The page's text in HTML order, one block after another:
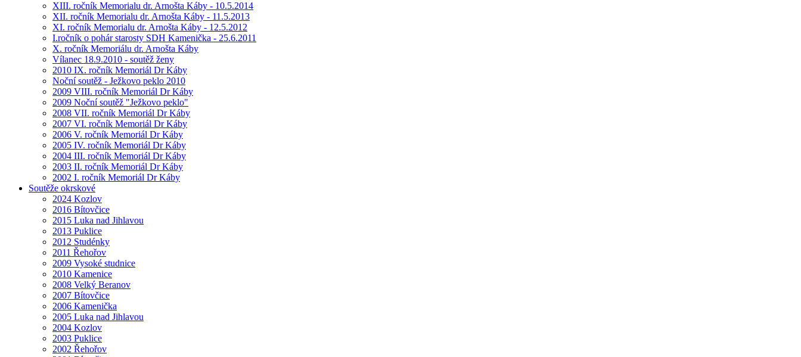
XIII. ročník Memorialu dr. Arnošta Káby - 10.5.2014
XII. ročník Memorialu dr. Arnošta Káby - 11.5.2013
XI. ročník Memorialu dr. Arnošta Káby - 12.5.2012
I.ročník o pohár starosty SDH Kamenička - 25.6.2011
X. ročník Memoriálu dr. Arnošta Káby
Vílanec 18.9.2010 - soutěž ženy
2010 IX. ročník Memoriál Dr Káby
Noční soutěž - Ježkovo peklo 2010
2009 VIII. ročník Memoriál Dr Káby
2009 Noční soutěž "Ježkovo peklo"
2008 VII. ročník Memoriál Dr Káby
2007 VI. ročník Memoriál Dr Káby
2006 V. ročník Memoriál Dr Káby
2005 IV. ročník Memoriál Dr Káby
2004 III. ročník Memoriál Dr Káby
2003 II. ročník Memoriál Dr Káby
2002 I. ročník Memoriál Dr Káby
Soutěže okrskové
2024 Kozlov
2016 Bítovčice
2015 Luka nad Jihlavou
2013 Puklice
2012 Studénky
2011 Řehořov
2009 Vysoké studnice
2010 Kamenice
2008 Velký Beranov
2007 Bítovčice
2006 Kamenička
2005 Luka nad Jihlavou
2004 Kozlov
2003 Puklice
2002 Řehořov